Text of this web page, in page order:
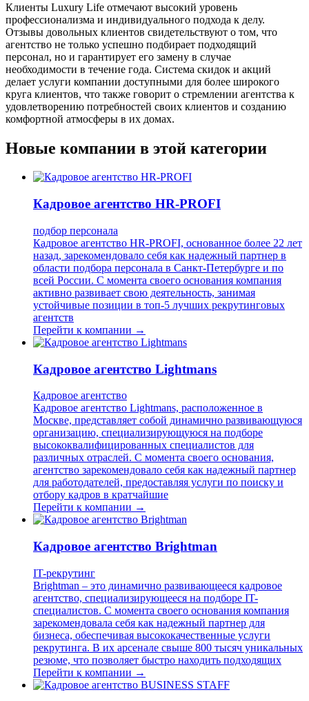
Клиенты Luxury Life отмечают высокий уровень
профессионализма и индивидуального подхода к делу.
Отзывы довольных клиентов свидетельствуют о том, что
агентство не только успешно подбирает подходящий
персонал, но и гарантирует его замену в случае
необходимости в течение года. Система скидок и акций
делает услуги компании доступными для более широкого
круга клиентов, что также говорит о стремлении агентства к
удовлетворению потребностей своих клиентов и созданию
комфортной атмосферы в их домах.
Новые компании в этой категории
Кадровое агентство HR-PROFI
подбор персонала
Кадровое агентство HR-PROFI, основанное более 22 лет
назад, зарекомендовало себя как надежный партнер в
области подбора персонала в Санкт-Петербурге и по
всей России. С момента своего основания компания
активно развивает свою деятельность, занимая
устойчивые позиции в топ-5 лучших рекрутинговых
агентств
Перейти к компании →
Кадровое агентство Lightmans
Кадровое агентство
Кадровое агентство Lightmans, расположенное в
Москве, представляет собой динамично развивающуюся
организацию, специализирующуюся на подборе
высококвалифицированных специалистов для
различных отраслей. С момента своего основания,
агентство зарекомендовало себя как надежный партнер
для работодателей, предоставляя услуги по поиску и
отбору кадров в кратчайшие
Перейти к компании →
Кадровое агентство Brightman
IT-рекрутинг
Brightman – это динамично развивающееся кадровое
агентство, специализирующееся на подборе IT-
специалистов. С момента своего основания компания
зарекомендовала себя как надежный партнер для
бизнеса, обеспечивая высококачественные услуги
рекрутинга. В их арсенале свыше 800 тысяч уникальных
резюме, что позволяет быстро находить подходящих
Перейти к компании →